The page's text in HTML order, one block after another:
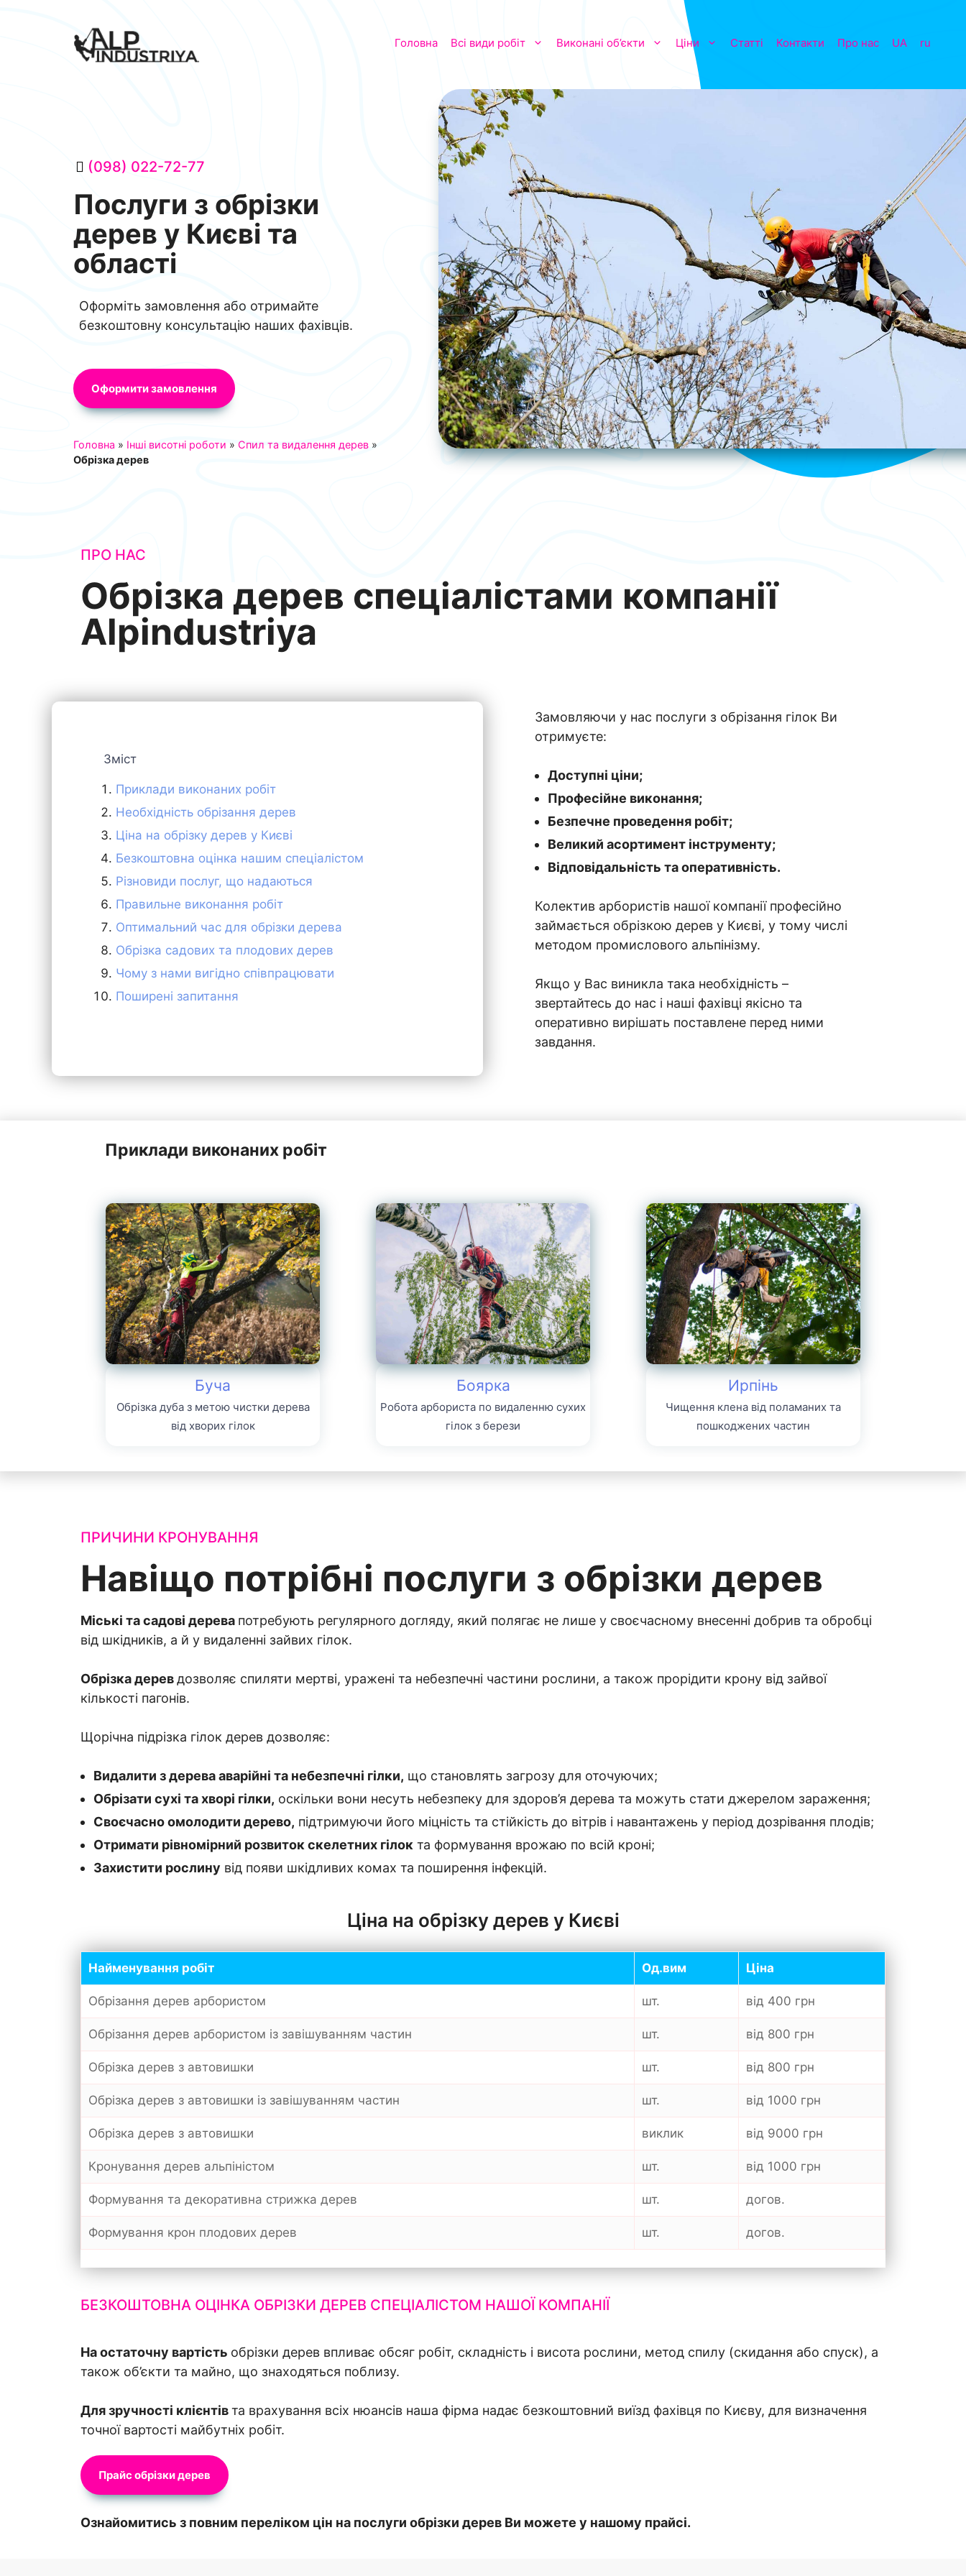
Головна Всі види робіт Виконані об’єкти Ціни Статті Контакти Про нас UA ru
(098) 022-72-77
Послуги з обрізки
дерев у Києві та
області
Оформіть замовлення або отримайте
безкоштовну консультацію наших фахівців.
Оформити замовлення
Головна » Інші висотні роботи » Спил та видалення дерев »
Обрізка дерев
ПРО НАС
Обрізка дерев спеціалістами компанії
Alpindustriya
Зміст
Приклади виконаних робіт
Необхідність обрізання дерев
Ціна на обрізку дерев у Києві
Безкоштовна оцінка нашим спеціалістом
Різновиди послуг, що надаються
Правильне виконання робіт
Оптимальний час для обрізки дерева
Обрізка садових та плодових дерев
Чому з нами вигідно співпрацювати
Поширені запитання
Замовляючи у нас послуги з обрізання гілок Ви
отримуєте:
Доступні ціни;
Професійне виконання;
Безпечне проведення робіт;
Великий асортимент інструменту;
Відповідальність та оперативність.
Колектив арбористів нашої компанії професійно
займається обрізкою дерев у Києві, у тому числі
методом промислового альпінізму.
Якщо у Вас виникла така необхідність –
звертайтесь до нас і наші фахівці якісно та
оперативно вирішать поставлене перед ними
завдання.
Приклади виконаних робіт
Буча
Обрізка дуба з метою чистки дерева
від хворих гілок
Боярка
Робота арбориста по видаленню сухих
гілок з берези
Ирпінь
Чищення клена від поламаних та
пошкоджених частин
ПРИЧИНИ КРОНУВАННЯ
Навіщо потрібні послуги з обрізки дерев
Міські та садові дерева потребують регулярного догляду, який полягає не лише у своєчасному внесенні добрив та обробці
від шкідників, а й у видаленні зайвих гілок.
Обрізка деревдозволяє спиляти мертві, уражені та небезпечні частини рослини, а також прорідити крону від зайвої
кількості пагонів.
Щорічна підрізка гілок дерев дозволяє:
Видалити з дерева аварійні та небезпечні гілки, що становлять загрозу для оточуючих;
Обрізати сухі та хворі гілки, оскільки вони несуть небезпеку для здоров’я дерева та можуть стати джерелом зараження;
Своєчасно омолодити дерево, підтримуючи його міцність та стійкість до вітрів і навантажень у період дозрівання плодів;
Отримати рівномірний розвиток скелетних гілок та формування врожаю по всій кроні;
Захистити рослину від появи шкідливих комах та поширення інфекцій.
Ціна на обрізку дерев у Києві
Найменування робіт Од.вим Ціна
Обрізання дерев арбористом шт. від 400 грн
Обрізання дерев арбористом із завішуванням частин шт. від 800 грн
Обрізка дерев з автовишки шт. від 800 грн
Обрізка дерев з автовишки із завішуванням частин шт. від 1000 грн
Обрізка дерев з автовишки виклик від 9000 грн
Кронування дерев альпіністом шт. від 1000 грн
Формування та декоративна стрижка дерев шт. догов.
Формування крон плодових дерев шт. догов.
БЕЗКОШТОВНА ОЦІНКА ОБРІЗКИ ДЕРЕВ СПЕЦІАЛІСТОМ НАШОЇ КОМПАНІЇ
На остаточну вартість обрізки дерев впливає обсяг робіт, складність і висота рослини, метод спилу (скидання або спуск), а
також об’єкти та майно, що знаходяться поблизу.
Для зручності клієнтівта врахування всіх нюансів наша фірма надає безкоштовний виїзд фахівця по Києву, для визначення
точної вартості майбутніх робіт.
Прайс обрізки дерев
Ознайомитись з повним переліком цін на послуги обрізки дерев Ви можете у нашому прайсі.